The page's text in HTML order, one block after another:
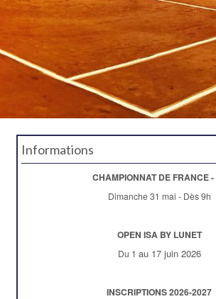
Informations
CHAMPIONNAT DE FRANCE
Dimanche 31 mai - Dès 9h
OPEN ISA BY LUNET
Du 1 au 17 juin 2026
INSCRIPTIONS 2026-2027